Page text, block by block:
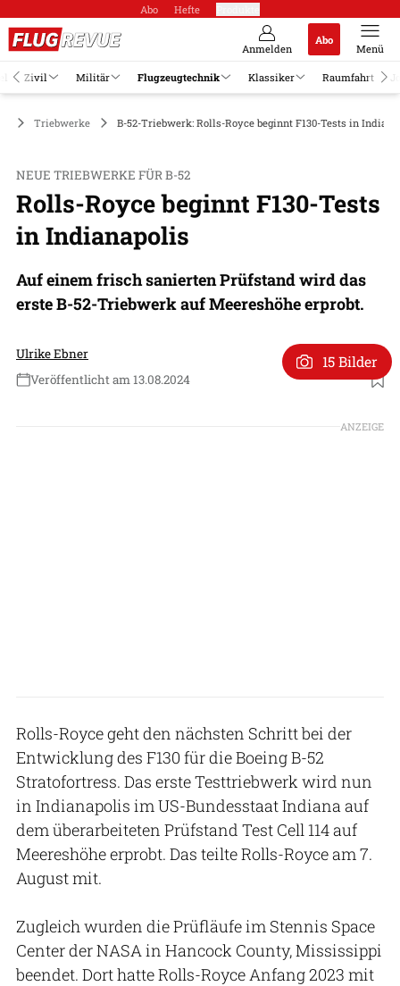
Abo Hefte
Anmelden
Abo
Menü
Zivil Militär Flugzeugtechnik Klassiker Raumfahrt
Triebwerke B-52-Triebwerk: Rolls-Royce beginnt F130-Tests in
NEUE TRIEBWERKE FÜR B-52
Rolls-Royce beginnt F130-Tests
in Indianapolis
Auf einem frisch sanierten Prüfstand wird das
erste B-52-Triebwerk auf Meereshöhe erprobt.
Ulrike Ebner
Veröffentlicht am 13.08.2024
Foto: Rolls-Royce
15 Bilder
ANZEIGE
Rolls-Royce geht den nächsten Schritt bei der
Entwicklung des F130 für die Boeing B-52
Stratofortress. Das erste Testtriebwerk wird nun
in Indianapolis im US-Bundesstaat Indiana auf
dem überarbeiteten Prüfstand Test Cell 114 auf
Meereshöhe erprobt. Das teilte Rolls-Royce am 7.
August mit.
Zugleich wurden die Prüfläufe im Stennis Space
Center der NASA in Hancock County, Mississippi
beendet. Dort hatte Rolls-Royce Anfang 2023 mit